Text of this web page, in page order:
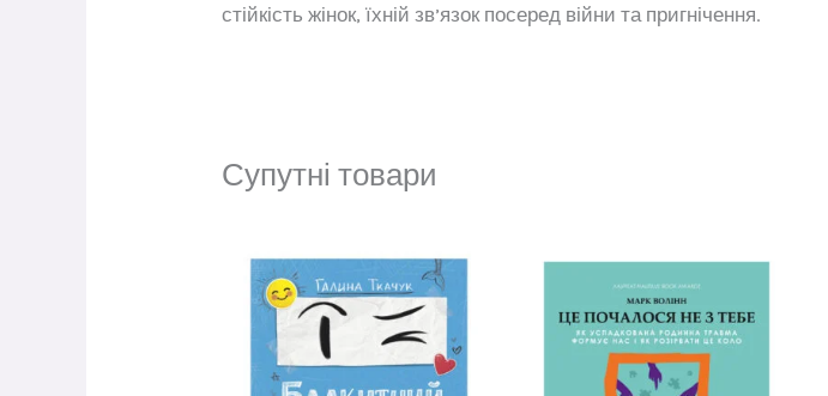
стійкість жінок, їхній зв’язок посеред війни та пригнічення.
Супутні товари